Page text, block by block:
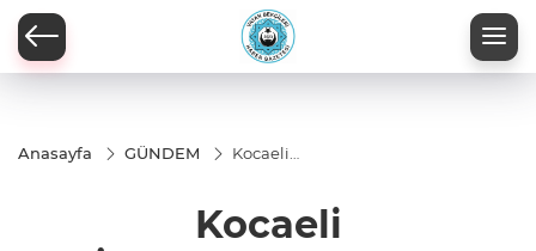
Anasayfa GÜNDEM
Kocaeli
Kocaeli